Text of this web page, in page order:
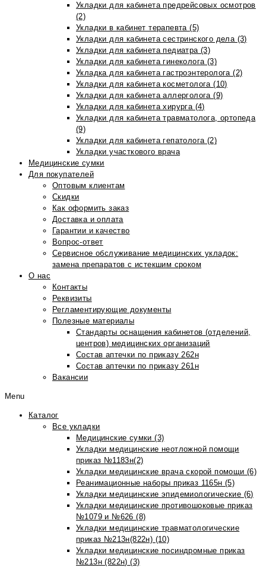
Укладки для кабинета предрейсовых осмотров
(2)
Укладки в кабинет терапевта (5)
Укладки для кабинета сестринского дела (3)
Укладки для кабинета педиатра (3)
Укладки для кабинета гинеколога (3)
Укладка для кабинета гастроэнтеролога (2)
Укладки для кабинета косметолога (10)
Укладки для кабинета аллерголога (9)
Укладки для кабинета хирурга (4)
Укладки для кабинета травматолога, ортопеда
(9)
Укладки для кабинета гепатолога (2)
Укладки участкового врача
Медицинские сумки
Для покупателей
Оптовым клиентам
Скидки
Как оформить заказ
Доставка и оплата
Гарантии и качество
Вопрос-ответ
Сервисное обслуживание медицинских укладок:
замена препаратов с истекшим сроком
О нас
Контакты
Реквизиты
Регламентирующие документы
Полезные материалы
Стандарты оснащения кабинетов (отделений,
центров) медицинских организаций
Состав аптечки по приказу 262н
Состав аптечки по приказу 261н
Вакансии
Menu
Каталог
Все укладки
Медицинские сумки (3)
Укладки медицинские неотложной помощи
приказ №1183н(2)
Укладки медицинские врача скорой помощи (6)
Реанимационные наборы приказ 1165н (5)
Укладки медицинские эпидемиологические (6)
Укладки медицинские противошоковые приказ
№1079 и №626 (8)
Укладки медицинские травматологические
приказ №213н(822н) (10)
Укладки медицинские посиндромные приказ
№213н (822н) (3)